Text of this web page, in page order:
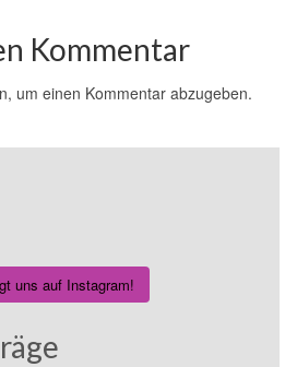
Kommentar
um einen Kommentar abzugeben.
uns auf Instagram!